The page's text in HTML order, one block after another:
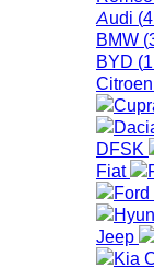
Audi (4
BMW (
BYD (1
Citroen
DFSK
Fiat
Jeep